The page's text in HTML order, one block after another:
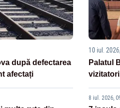
după defectarea
afectați
10 iul.
Palatul
8 iul. 2026,